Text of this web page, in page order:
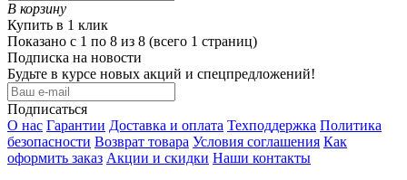
В корзину
Купить в 1 клик
Показано с 1 по 8 из 8 (всего 1 страниц)
Подписка на новости
Будьте в курсе новых акций и спецпредложений!
Подписаться
О нас Гарантии Доставка и оплата Техподдержка Политика
безопасности Возврат товара Условия соглашения Как
оформить заказ Акции и скидки Наши контакты